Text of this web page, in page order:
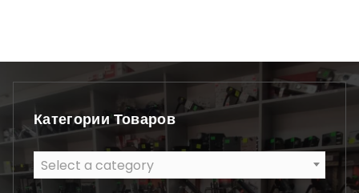
Категории Товаров
Select a category